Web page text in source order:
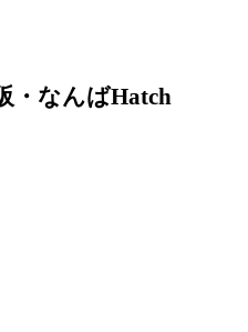
・なんばHatch